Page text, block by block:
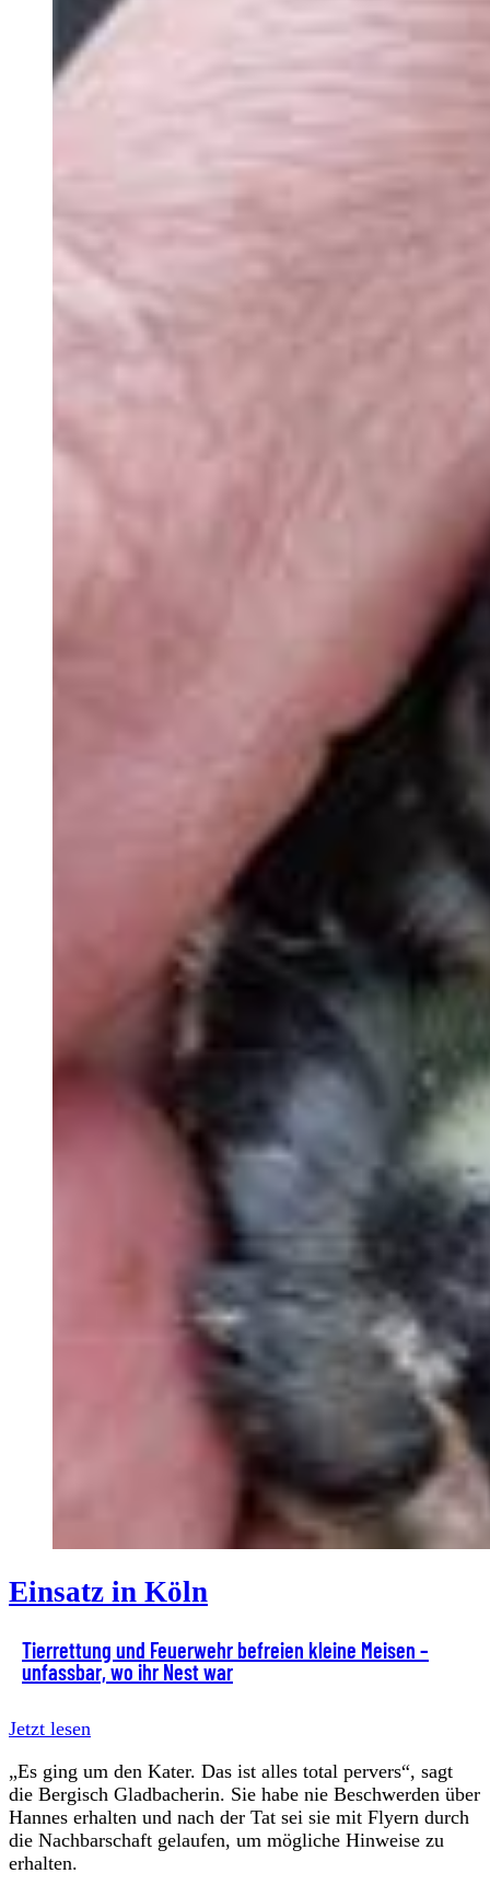
Einsatz in Köln
Tierrettung und Feuerwehr befreien kleine Meisen –
unfassbar, wo ihr Nest war
Jetzt lesen
„Es ging um den Kater. Das ist alles total pervers“, sagt
die Bergisch Gladbacherin. Sie habe nie Beschwerden über
Hannes erhalten und nach der Tat sei sie mit Flyern durch
die Nachbarschaft gelaufen, um mögliche Hinweise zu
erhalten.